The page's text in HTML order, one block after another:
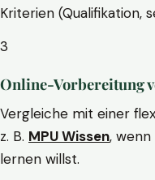
Kriterien (Qualifikation,
3
Online-Vorbereitung
Vergleiche mit einer
z. B. MPU Wissen,
lernen willst.